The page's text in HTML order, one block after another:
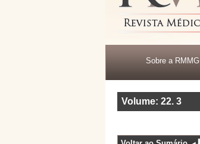
Sobre a RMMG
Volume: 22. 3